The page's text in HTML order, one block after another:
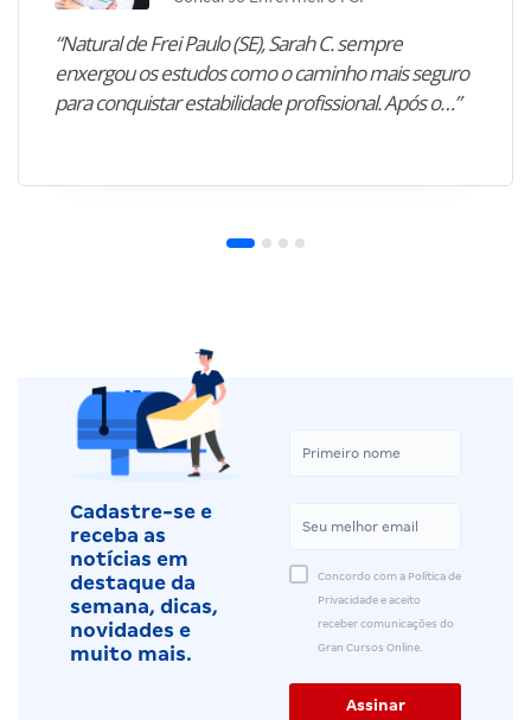
“Natural de Frei Paulo (SE), Sarah C. sempre
enxergou os estudos como o caminho mais seguro
para conquistar estabilidade profissional. Após o…”
Cadastre-se e
receba as
notícias em
destaque da
semana, dicas,
novidades e
muito mais.
Concordo com a Política de
Privacidade e aceito
receber comunicações do
Gran Cursos Online.